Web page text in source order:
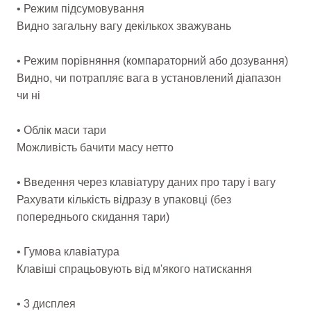
• Режим підсумовування
Видно загальну вагу декількох зважувань
• Режим порівняння (компараторний або дозування)
Видно, чи потрапляє вага в установлений діапазон
чи ні
• Облік маси тари
Можливість бачити масу нетто
• Введення через клавіатуру даних про тару і вагу
Рахувати кількість відразу в упаковці (без
попереднього скидання тари)
• Гумова клавіатура
Клавіші спрацьовують від м'якого натискання
• 3 дисплея